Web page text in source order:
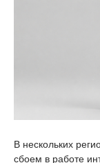
В нескольких
сбоем в работе